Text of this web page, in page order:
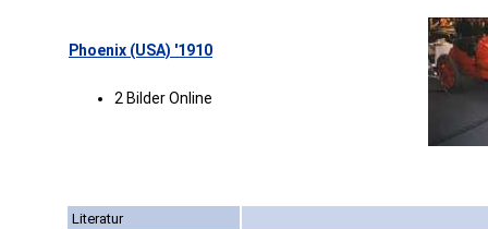
Phoenix (USA) '1910
2 Bilder Online
Literatur